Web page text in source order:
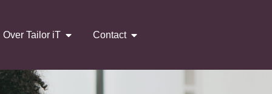
Over Tailor iT Contact